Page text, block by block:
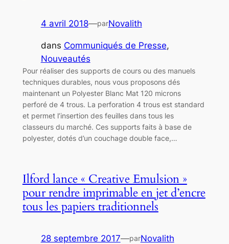
4 avril 2018—parNovalith
dans Communiqués de Presse
Nouveautés
Pour réaliser des supports de cours ou des manuels
techniques durables, nous vous proposons dés
maintenant un Polyester Blanc Mat 120 microns
perforé de 4 trous. La perforation 4 trous est standard
et permet l’insertion des feuilles dans tous les
classeurs du marché. Ces supports faits à base de
polyester, dotés d’un couchage double face,…
Ilford lance « Creative Emulsion »
pour rendre imprimable en jet d’encre
tous les papiers traditionnels
28 septembre 2017—parNovalith